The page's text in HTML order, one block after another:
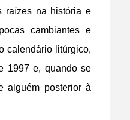
raízes na história e
cambiantes e
calendário litúrgico,
1997 e, quando se
alguém posterior à